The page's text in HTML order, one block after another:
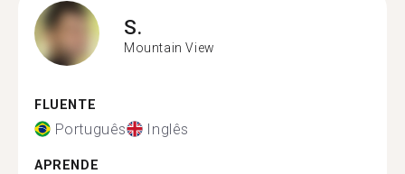
S.
Mountain View
FLUENTE
Português Inglês
APRENDE